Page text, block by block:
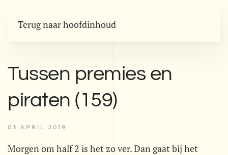
Terug naar hoofdinhoud
Tussen premies en
piraten (159)
03 APRIL 2019
Morgen om half 2 is het zo ver. Dan gaat bij het